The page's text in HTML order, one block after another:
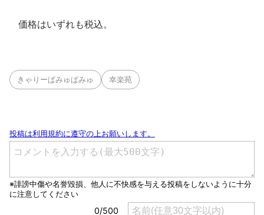
価格はいずれも税込。
きゃりーぱみゅぱみゅ 幸楽苑